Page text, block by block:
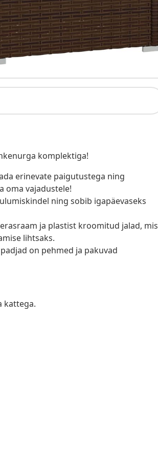
komplektiga!
erinevate paigutustega ning
oma vajadustele!
ning sobib igapäevaseks
ja plastist kroomitud jalad, mis
lihtsaks.
on pehmed ja pakuvad
kattega.